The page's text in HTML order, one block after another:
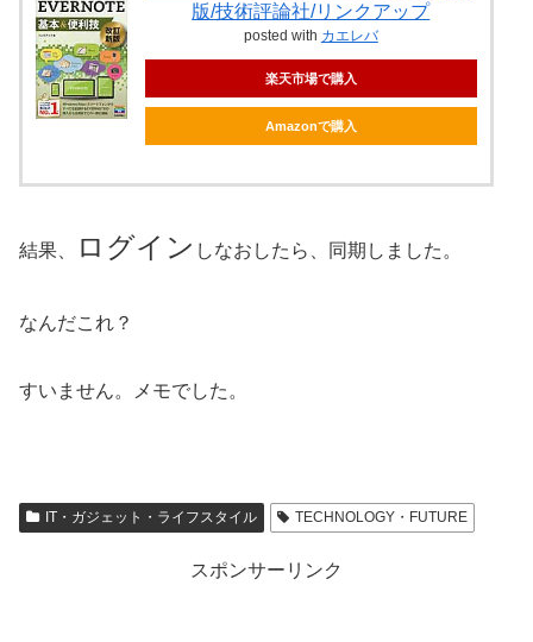
版/技術評論社/リンクアップ
posted with カエレバ
楽天市場で購入
Amazonで購入
結果、 ログイン しなおしたら、同期しました。
なんだこれ？
すいません。メモでした。
IT・ガジェット・ライフスタイル TECHNOLOGY・FUTURE
スポンサーリンク